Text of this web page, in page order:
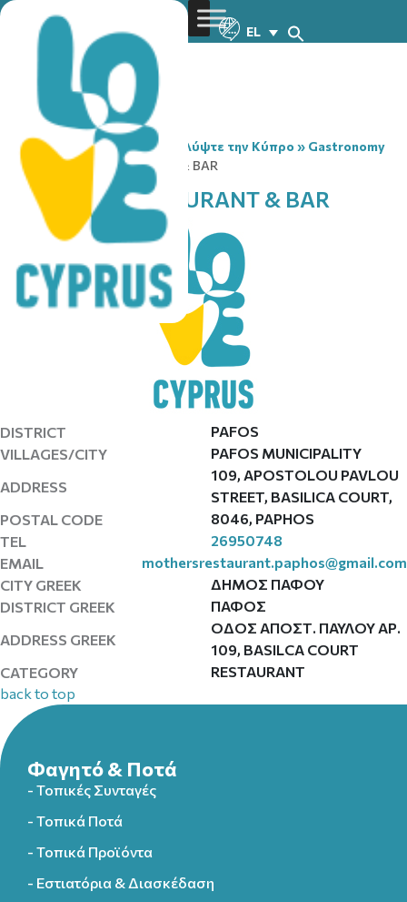
EL
You are here:Home» Ανακαλύψτε την Κύπρο » Gastronomy
» MOTHER’S RESTAURANT & BAR
MOTHER’S RESTAURANT & BAR
DISTRICT
PAFOS
VILLAGES/CITY
PAFOS MUNICIPALITY
ADDRESS
109, APOSTOLOU PAVLOU
STREET, BASILICA COURT,
POSTAL CODE
8046, PAPHOS
TEL
26950748
EMAIL
mothersrestaurant.paphos@gmail.com
CITY GREEK
ΔΗΜΟΣ ΠΑΦΟΥ
DISTRICT GREEK
ΠΑΦΟΣ
ADDRESS GREEK
ΟΔΟΣ ΑΠΟΣΤ. ΠΑΥΛΟΥ ΑΡ.
109, BASILCA COURT
CATEGORY
RESTAURANT
back to top
Φαγητό & Ποτά
- Τοπικές Συνταγές
- Τοπικά Ποτά
- Τοπικά Προϊόντα
- Εστιατόρια & Διασκέδαση